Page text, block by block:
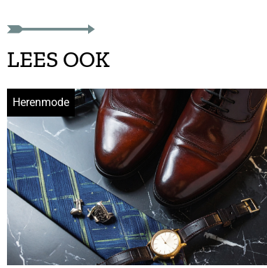
LEES OOK
Herenmode